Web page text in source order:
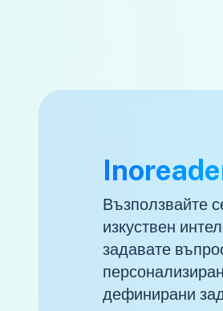
Възползвайте
изкуствен
задавате
дефинирани